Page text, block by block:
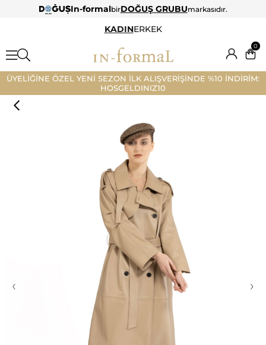
In-formalbirDOĞUŞ GRUBUmarkasıdır.
KADINERKEK
0
ÜYELİĞİNE ÖZEL YENİ SEZON İLK ALIŞVERİŞİNDE %10 İNDİRİM:
HOSGELDINIZ10
‹ ›